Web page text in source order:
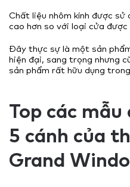
Chất liệu nhôm kính được
cao hơn so với loại cửa
Đây thực sự là một sản
hiện đại, sang trọng nhưng
sản phẩm rất hữu dụng
Top các
5 cánh của
Grand